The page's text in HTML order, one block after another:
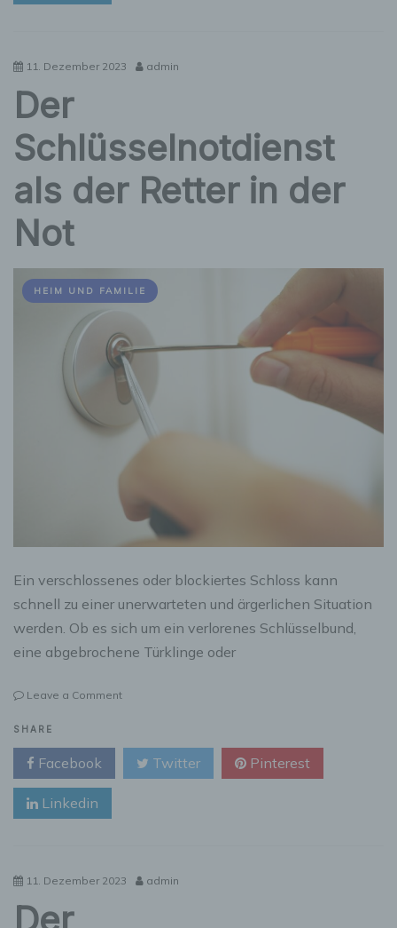
11. Dezember 2023 admin
Der
Schlüsselnotdienst
als der Retter in der
Not
HEIM UND FAMILIE
Ein verschlossenes oder blockiertes Schloss kann
schnell zu einer unerwarteten und ärgerlichen Situation
werden. Ob es sich um ein verlorenes Schlüsselbund,
eine abgebrochene Türklinge oder
Leave a Commenton
als
der
Retter
SHARE
Facebook Twitter Pinterest
Linkedin
11. Dezember 2023 admin